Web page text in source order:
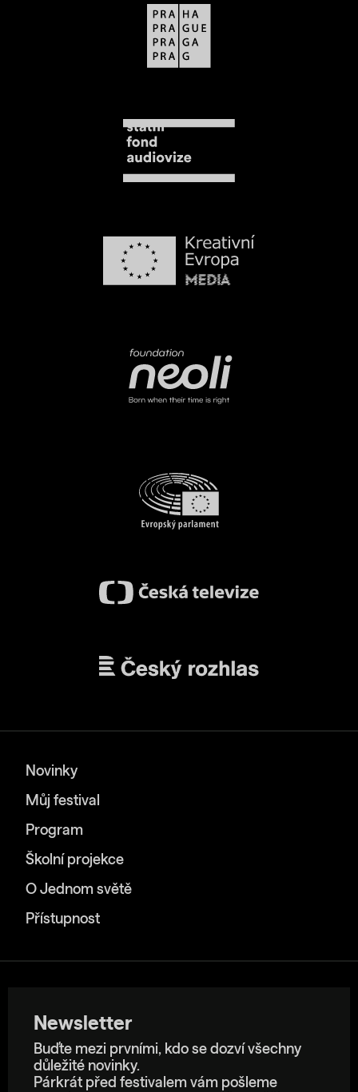
Novinky
Můj festival
Program
Školní projekce
O Jednom světě
Přístupnost
Newsletter
Buďte mezi prvními, kdo se dozví všechny
důležité novinky.
Párkrát před festivalem vám pošleme